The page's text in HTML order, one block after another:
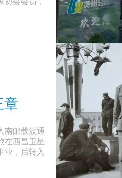
章
邮载波通
在西昌卫星
业，后转入